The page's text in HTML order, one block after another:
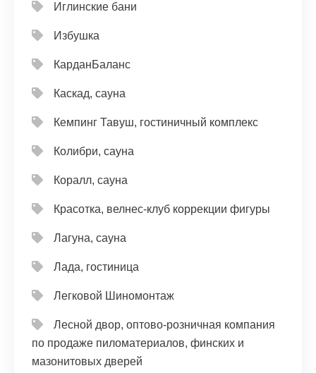
Иглинские бани
Избушка
КарданБаланс
Каскад, сауна
Кемпинг Тавуш, гостиничный комплекс
Колибри, сауна
Коралл, сауна
Красотка, велнес-клуб коррекции фигуры
Лагуна, сауна
Лада, гостиница
Легковой Шиномонтаж
Лесной двор, оптово-розничная компания
по продаже пиломатериалов, финских и
мазонитовых дверей